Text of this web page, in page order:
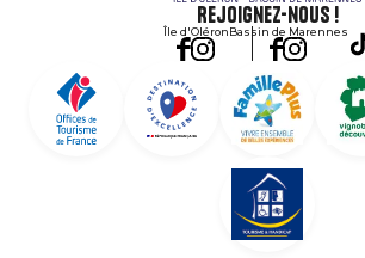
Rejoignez-nous !
Île d'OléronBassin de Marennes